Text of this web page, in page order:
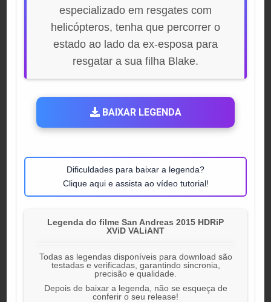
especializado em resgates com
helicópteros, tenha que percorrer o
estado ao lado da ex-esposa para
resgatar a sua filha Blake.
BAIXAR LEGENDA
Dificuldades para baixar a legenda?
Clique aqui e assista ao vídeo tutorial!
Legenda do filme San Andreas 2015 HDRiP
XViD VALiANT
Todas as legendas disponíveis para download são
testadas e verificadas, garantindo sincronia,
precisão e qualidade.
Depois de baixar a legenda, não se esqueça de
conferir o seu release!